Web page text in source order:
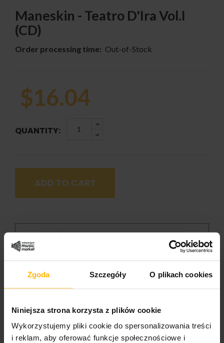
Zgoda Szczegóły O plikach cookies
Niniejsza strona korzysta z plików cookie
Wykorzystujemy pliki cookie do spersonalizowania treści
i reklam, aby oferować funkcje społecznościowe i
Maneskin - Teatro D'Ira Vol.I
(CD)
Order processing time: Out-of-Stock
$16.04
QUANTITY:
ADD TO CART
Genre:
Rock